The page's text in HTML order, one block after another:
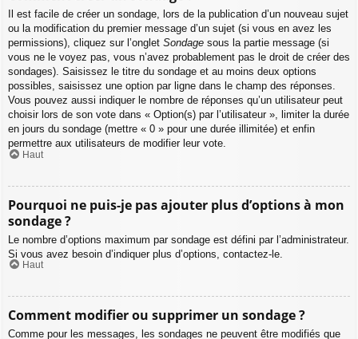
Il est facile de créer un sondage, lors de la publication d’un nouveau sujet
ou la modification du premier message d’un sujet (si vous en avez les
permissions), cliquez sur l’onglet Sondage sous la partie message (si
vous ne le voyez pas, vous n’avez probablement pas le droit de créer des
sondages). Saisissez le titre du sondage et au moins deux options
possibles, saisissez une option par ligne dans le champ des réponses.
Vous pouvez aussi indiquer le nombre de réponses qu’un utilisateur peut
choisir lors de son vote dans « Option(s) par l’utilisateur », limiter la durée
en jours du sondage (mettre « 0 » pour une durée illimitée) et enfin
permettre aux utilisateurs de modifier leur vote.
Haut
Pourquoi ne puis-je pas ajouter plus d’options à mon
sondage ?
Le nombre d’options maximum par sondage est défini par l’administrateur.
Si vous avez besoin d’indiquer plus d’options, contactez-le.
Haut
Comment modifier ou supprimer un sondage ?
Comme pour les messages, les sondages ne peuvent être modifiés que